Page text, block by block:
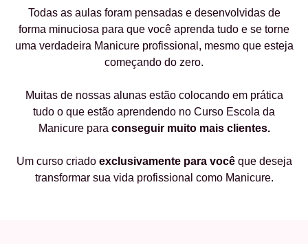
Todas as aulas foram pensadas e desenvolvidas de
forma minuciosa para que você aprenda tudo e se torne
uma verdadeira Manicure profissional, mesmo que esteja
começando do zero.
Muitas de nossas alunas estão colocando em prática
tudo o que estão aprendendo no Curso Escola da
Manicure para conseguir muito mais clientes.
Um curso criado exclusivamente para vocêque deseja
transformar sua vida profissional como Manicure.